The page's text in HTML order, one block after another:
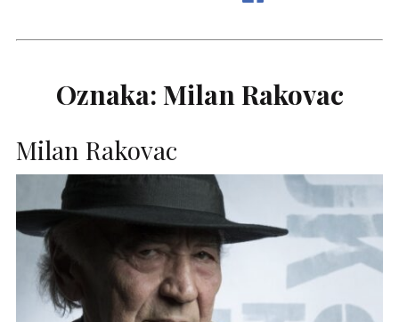
Oznaka: Milan Rakovac
Milan Rakovac